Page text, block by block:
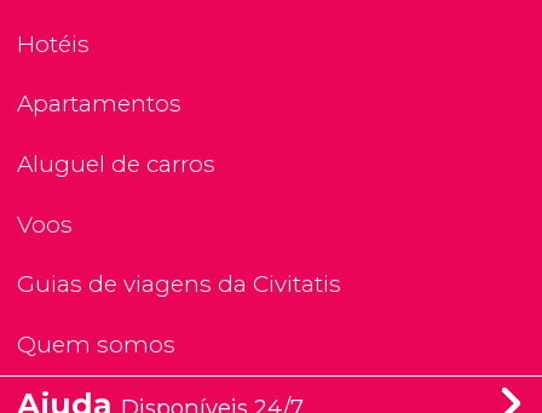
Hotéis
Apartamentos
Aluguel de carros
Voos
Guias de viagens da Civitatis
Quem somos
Ajuda Disponíveis 24/7